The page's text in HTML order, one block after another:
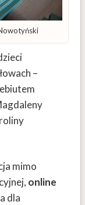
–
mimo
online
dla